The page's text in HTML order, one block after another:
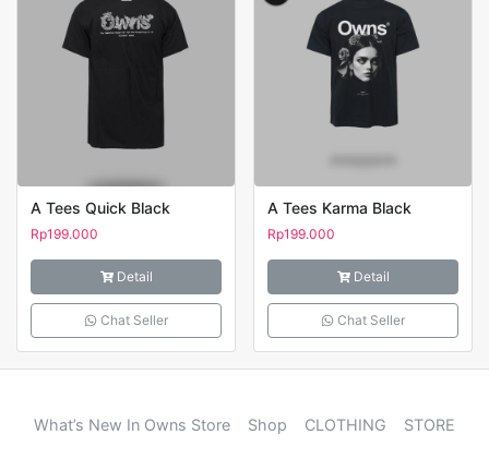
A Tees Quick Black
Rp199.000
Detail
Chat Seller
A Tees Karma Black
Rp199.000
Detail
Chat Seller
What’s New In Owns Store Shop CLOTHING STORE